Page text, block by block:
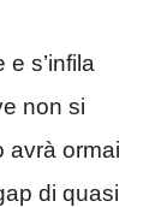
s’infila
non si
avrà ormai
di quasi